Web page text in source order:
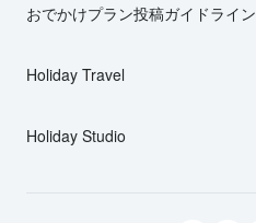
おでかけプラン投稿ガイドライン
Holiday Travel
Holiday Studio